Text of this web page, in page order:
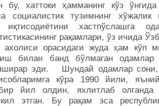
бу, хаттоки ҳамманинг кўз
социалистик тузимнинг хўжалик
хастпўслашга
рақамлари, ўз ичида
орасидаги жуда ҳам кўп
билан банд бўлмаган одамлар
яширар эди. Шундай одамлар сони,
кўра 1990 йили,
йил олдин, яхлитлаб
этган. Бу рақам эса